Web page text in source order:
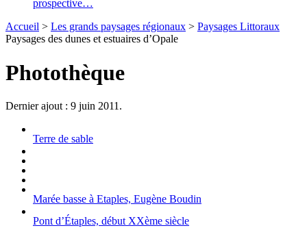
prospective…
Accueil > Les grands paysages régionaux > Paysages Littoraux
Paysages des dunes et estuaires d’Opale
Photothèque
Dernier ajout : 9 juin 2011.
Terre de sable
Marée basse à Etaples, Eugène Boudin
Pont d’Étaples, début XXème siècle